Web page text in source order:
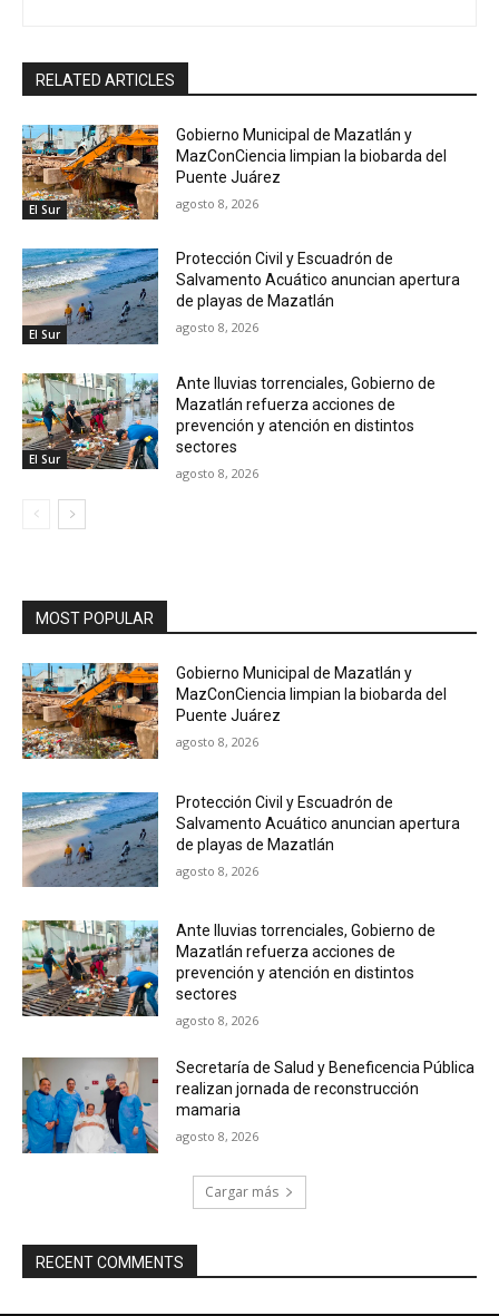
RELATED ARTICLES
El Sur
Gobierno Municipal de Mazatlán y
MazConCiencia limpian la biobarda del
Puente Juárez
agosto 8, 2026
El Sur
Protección Civil y Escuadrón de
Salvamento Acuático anuncian apertura
de playas de Mazatlán
agosto 8, 2026
El Sur
Ante lluvias torrenciales, Gobierno de
Mazatlán refuerza acciones de
prevención y atención en distintos
sectores
agosto 8, 2026
MOST POPULAR
Gobierno Municipal de Mazatlán y
MazConCiencia limpian la biobarda del
Puente Juárez
agosto 8, 2026
Protección Civil y Escuadrón de
Salvamento Acuático anuncian apertura
de playas de Mazatlán
agosto 8, 2026
Ante lluvias torrenciales, Gobierno de
Mazatlán refuerza acciones de
prevención y atención en distintos
sectores
agosto 8, 2026
Secretaría de Salud y Beneficencia Pública
realizan jornada de reconstrucción
mamaria
agosto 8, 2026
Cargar más
RECENT COMMENTS